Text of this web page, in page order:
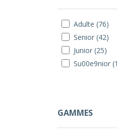
Adulte (76)
Senior (42)
Junior (25)
Su00e9nior
GAMMES